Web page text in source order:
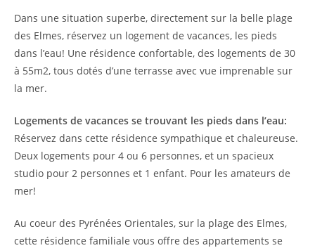
Dans une situation superbe, directement sur la belle plage
des Elmes, réservez un logement de vacances, les pieds
dans l’eau! Une résidence confortable, des logements de 30
à 55m2, tous dotés d’une terrasse avec vue imprenable sur
la mer.
Logements de vacances se trouvant les pieds dans l’eau:
Réservez dans cette résidence sympathique et chaleureuse.
Deux logements pour 4 ou 6 personnes, et un spacieux
studio pour 2 personnes et 1 enfant. Pour les amateurs de
mer!
Au coeur des Pyrénées Orientales, sur la plage des Elmes,
cette résidence familiale vous offre des appartements se